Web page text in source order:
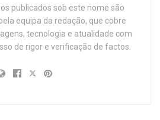
publicados sob este nome são
equipa da redação, que cobre
tecnologia e atualidade com
de rigor e verificação de factos.